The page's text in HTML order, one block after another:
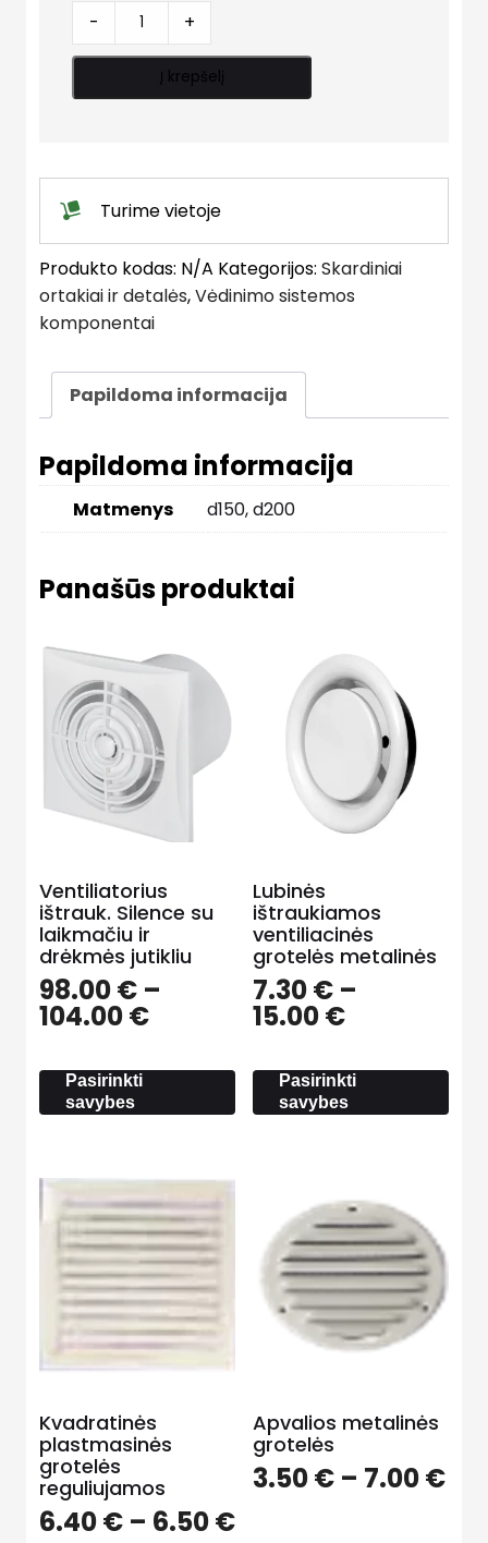
Deflektorius
quantity
- +
Į krepšelį
Turime vietoje
Produkto kodas: N/A Kategorijos: Skardiniai
ortakiai ir detalės,Vėdinimo sistemos
komponentai
Papildoma informacija
Papildoma informacija
Matmenys d150, d200
Panašūs produktai
Ventiliatorius
ištrauk. Silence su
laikmačiu ir
drėkmės jutikliu
98.00€ –
104.00€Price
98.00 €
104.00 €
Pasirinkti
savybes
Lubinės
ištraukiamos
ventiliacinės
grotelės metalinės
7.30€ –
15.00€Price
7.30 €
through
15.00 €
Pasirinkti
savybes
Kvadratinės
plastmasinės
grotelės
reguliujamos
6.40€ – 6.50€Price
Apvalios metalinės
grotelės
3.50€ – 7.00€